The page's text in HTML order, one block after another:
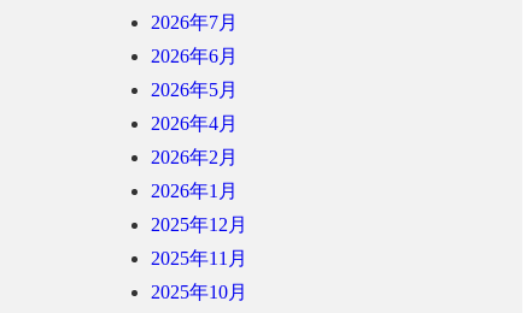
2026年7月
2026年6月
2026年5月
2026年4月
2026年2月
2026年1月
2025年12月
2025年11月
2025年10月